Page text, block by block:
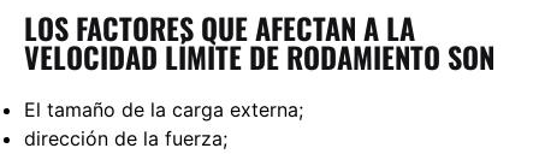
LOS FACTORES QUE AFECTAN A LA
VELOCIDAD LÍMITE DE RODAMIENTO SON
El tamaño de la carga externa;
dirección de la fuerza;